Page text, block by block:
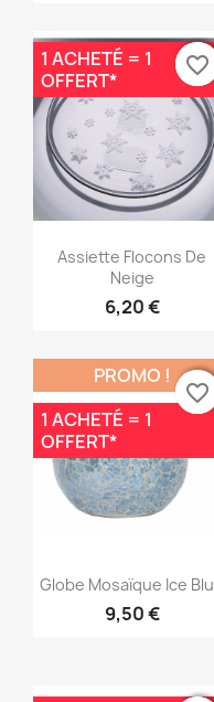
Aperçu rapide
Assiette Flocons De
Neige
6,20 €
1 ACHETÉ = 1
OFFERT*
favorite_border
favorite_border
Aperçu rapide
Globe Mosaïque Ice
9,50 €
PROMO !
1 ACHETÉ = 1
OFFERT*
favorite_border
favorite_border